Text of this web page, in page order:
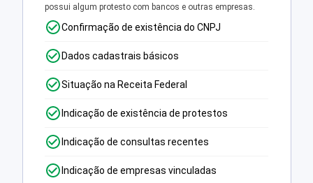
possui algum protesto com bancos e outras empresas.
Confirmação de existência do CNPJ
Dados cadastrais básicos
Situação na Receita Federal
Indicação de existência de protestos
Indicação de consultas recentes
Indicação de empresas vinculadas